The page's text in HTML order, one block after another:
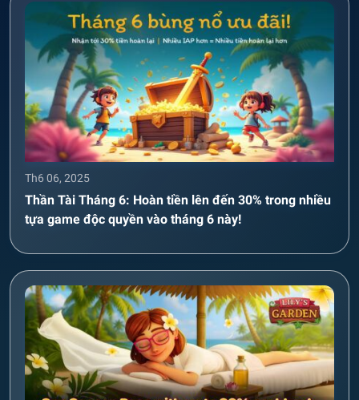
Th6 06, 2025
Thần Tài Tháng 6: Hoàn tiền lên đến 30% trong nhiều
tựa game độc quyền vào tháng 6 này!